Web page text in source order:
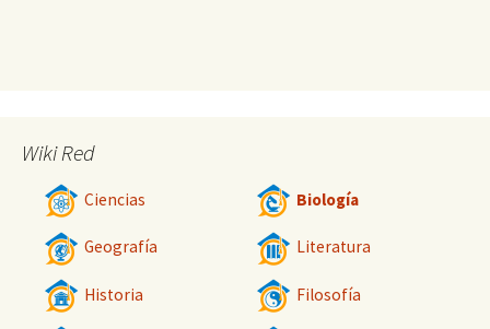
Wiki Red
Ciencias Biología
Geografía Literatura
Historia Filosofía